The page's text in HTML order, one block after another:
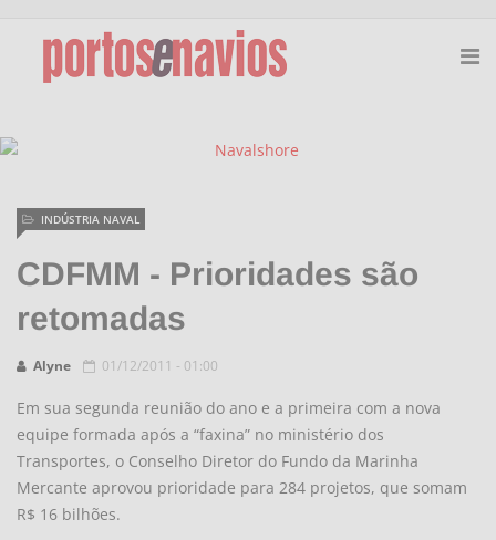
CDFMM - Prioridades são
retomadas
Alyne
INDÚSTRIA NAVAL
01/12/2011 - 01:00
Em sua segunda reunião do ano e a primeira com a nova
equipe formada após a “faxina” no ministério dos
Transportes, o Conselho Diretor do Fundo da Marinha
Mercante aprovou prioridade para 284 projetos, que somam
R$ 16 bilhões.